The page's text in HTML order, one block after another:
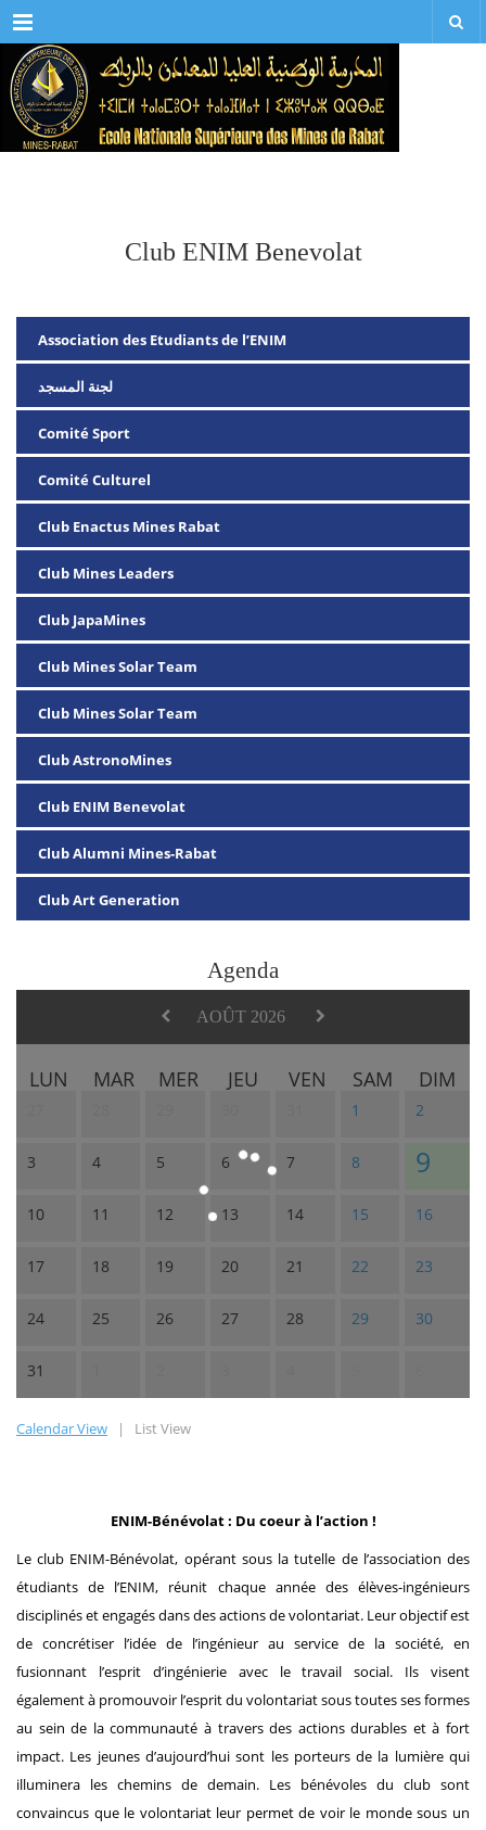
Menu
Club ENIM Benevolat
Association des Etudiants de l’ENIM
لجنة المسجد
Comité Sport
Comité Culturel
Club Enactus Mines Rabat
Club Mines Leaders
Club JapaMines
Club Mines Solar Team
Club Mines Solar Team
Club AstronoMines
Club ENIM Benevolat
Club Alumni Mines-Rabat
Club Art Generation
Agenda
AOÛT 2026
LUN MAR MER JEU VEN SAM DIM
1 2
3 4 5 6 7 8 9
10 11 12 13 14 15 16
17 18 19 20 21 22 23
24 25 26 27 28 29 30
31
Calendar View | List View
ENIM-Bénévolat : Du coeur à l’action !
Le club ENIM-Bénévolat, opérant sous la tutelle de l’association des
étudiants de l’ENIM, réunit chaque année des élèves-ingénieurs
disciplinés et engagés dans des actions de volontariat. Leur objectif est
de concrétiser l’idée de l’ingénieur au service de la société, en
fusionnant l’esprit d’ingénierie avec le travail social. Ils visent
également à promouvoir l’esprit du volontariat sous toutes ses formes
au sein de la communauté à travers des actions durables et à fort
impact. Les jeunes d’aujourd’hui sont les porteurs de la lumière qui
illuminera les chemins de demain. Les bénévoles du club sont
convaincus que le volontariat leur permet de voir le monde sous un